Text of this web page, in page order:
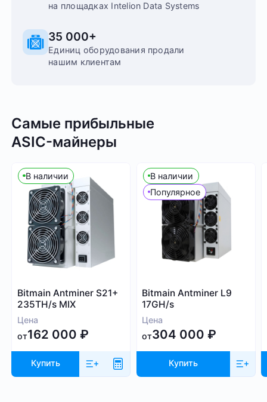
на площадках Intelion Data Systems
35 000+
Единиц оборудования продали
нашим клиентам
Самые прибыльные
ASIC-⁠майнеры
В наличии
Bitmain Antminer S21+
235TH/s MIX
Цена
от162 000 ₽
Купить
В наличии
Популярное
Bitmain Antminer L9
17GH/s
Цена
от304 000₽
Купить